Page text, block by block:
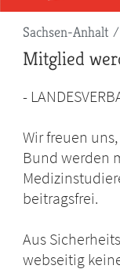
Sachsen-Anhalt
Mitglied
-
Wir freuen
Bund werden
beitragsfrei.
Aus
webseitig